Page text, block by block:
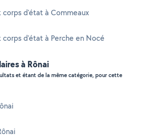
corps d'état à Commeaux
d'état à Perche en Nocé
à Rônai
et étant de la même catégorie, pour cette